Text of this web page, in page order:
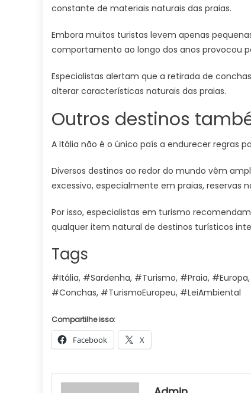
constante de materiais naturais das praias.
Embora muitos turistas levem apenas
comportamento ao longo dos anos provocou
Especialistas alertam que a retirada de
alterar características naturais das praias.
Outros destinos
A Itália não é o único país a endurecer regras
Diversos destinos ao redor do mundo vêm
excessivo, especialmente em praias, reservas
Por isso, especialistas em turismo
qualquer item natural de destinos turísticos
Tags
#Itália, #Sardenha, #Turismo, #Praia,
#Conchas, #TurismoEuropeu, #LeiAmbiental
Compartilhe isso:
Facebook X